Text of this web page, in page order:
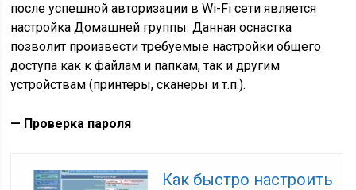
после успешной авторизации в Wi-Fi сети является
настройка Домашней группы. Данная оснастка
позволит произвести требуемые настройки общего
доступа как к файлам и папкам, так и другим
устройствам (принтеры, сканеры и т.п.).
— Проверка пароля
Как быстро настроить